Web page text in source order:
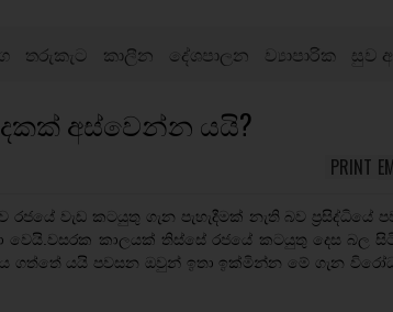
තරුකැට කාලීන දේශපාලන ව්‍යාපාරික සුව
අස්වෙන්න යයි?
PRINT
වැඩ කටයුතු ගැන පැහැදීමක් නැති බව ප‍්‍රසිද්ධියේ
වෙයි.වසරක කාලයක් තිස්සේ රජයේ කටයුතු දෙස බල
යයි පවසන ඔවුන් ඉතා ඉක්මින්න මේ ගැන